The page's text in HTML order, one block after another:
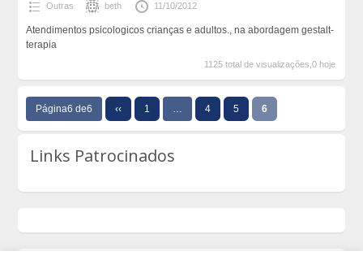
Outras beth 11/10/2012
Atendimentos psicologicos crianças e adultos., na abordagem gestalt-
terapia
1125 total de visualizações,0 hoje
Página6 de6 ‹‹ 1 4 5 6
Links Patrocinados